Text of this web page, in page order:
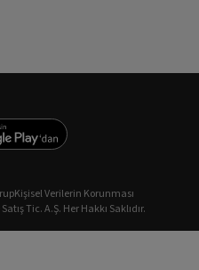
Tic. A.Ş. Her Hakkı Saklıdır.
Kişisel Verilerin Korunması